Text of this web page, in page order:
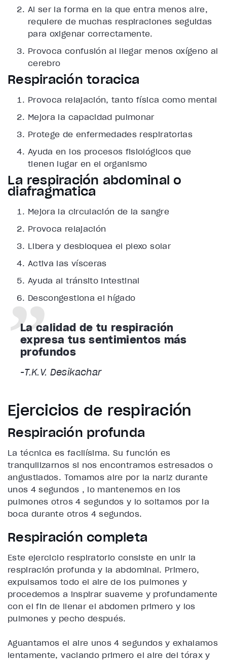
Al ser la forma en la que entra menos aire,
requiere de muchas respiraciones seguidas
para oxigenar correctamente.
Provoca confusión al llegar menos oxígeno al
cerebro
Respiración torácica
Provoca relajación, tanto física como mental
Mejora la capacidad pulmonar
Protege de enfermedades respiratorias
Ayuda en los procesos fisiológicos que
tienen lugar en el organismo
La respiración abdominal o
diafragmática
Mejora la circulación de la sangre
Provoca relajación
Libera y desbloquea el plexo solar
Activa las vísceras
Ayuda al tránsito intestinal
Descongestiona el hígado
La calidad de tu respiración
expresa tus sentimientos más
profundos
-T.K.V. Desikachar
Ejercicios de respiración
Respiración profunda
La técnica es facilísima. Su función es
tranquilizarnos si nos encontramos estresados o
angustiados. Tomamos aire por la nariz durante
unos 4 segundos , lo mantenemos en los
pulmones otros 4 segundos y lo soltamos por la
boca durante otros 4 segundos.
Respiración completa
Este ejercicio respiratorio consiste en unir la
respiración profunda y la abdominal. Primero,
expulsamos todo el aire de los pulmones y
procedemos a inspirar suaveme y profundamente
con el fin de llenar el abdomen primero y los
pulmones y pecho después.
Aguantamos el aire unos 4 segundos y exhalamos
lentamente, vaciando primero el aire del tórax y